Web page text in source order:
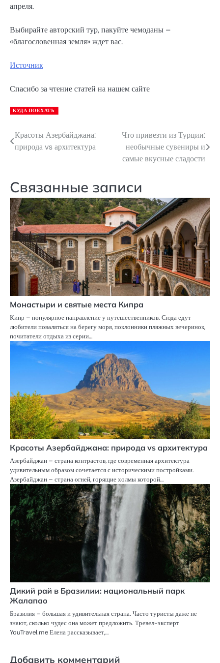
апреля.
Выбирайте авторский тур, пакуйте чемоданы –
«благословенная земля» ждет вас.
Источник
Спасибо за чтение статей на нашем сайте
КУДА ПОЕХАТЬ
Навигация
по
Красоты Азербайджана:
природа vs архитектура
Что привезти из Турции:
необычные сувениры и
самые вкусные сладости
Связанные записи
Монастыри и святые места Кипра
Кипр – популярное направление у путешественников. Сюда едут
любители поваляться на берегу моря, поклонники пляжных вечеринок,
почитатели отдыха из серии…
Красоты Азербайджана: природа vs архитектура
Азербайджан – страна контрастов, где современная архитектура
удивительным образом сочетается с историческими постройками.
Азербайджан – страна огней, горящие холмы которой…
Дикий рай в Бразилии: национальный парк
Жалапао
Бразилия – большая и удивительная страна. Часто туристы даже не
знают, сколько чудес она может предложить. Тревел-эксперт
YouTravel.me Елена рассказывает,…
Добавить комментарий